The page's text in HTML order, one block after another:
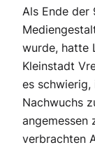
Als Ende der
wurde, hatte
Kleinstadt
es
Nachwuchs
angemessen
verbrachten